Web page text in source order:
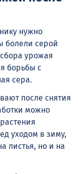
нужно
болели серой
урожая
борьбы с
сера.
после снятия
можно
уходом в зиму,
листья, но и на